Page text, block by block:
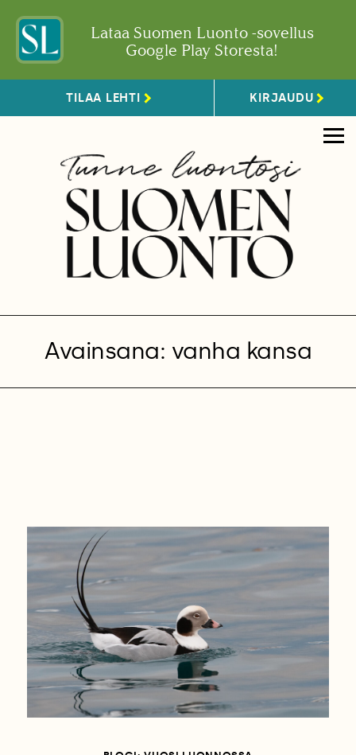
Lataa Suomen Luonto -sovellus
Google Play Storesta!
TILAA LEHTI KIRJAUDU
Avainsana: vanha kansa